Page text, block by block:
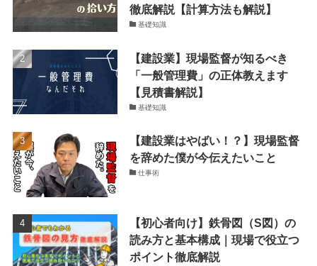
徹底解説【計算方法も解説】
基礎知識
【建設業】現場監督が知るべき
「一般管理費」の正体教えます
【見積書解説】
基礎知識
【建設業はやばい！？】現場監督
を辞めた僕が今伝えたいこと
仕事術
【初心者向け】鉄骨図（S図）の
読み方と基本構成｜現場で役立つ
ポイント徹底解説